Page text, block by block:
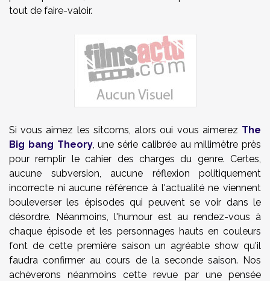
tout de faire-valoir.
Si vous aimez les sitcoms, alors oui vous aimerez The
Big bang Theory, une série calibrée au millimètre près
pour remplir le cahier des charges du genre. Certes,
aucune subversion, aucune réflexion politiquement
incorrecte ni aucune référence à l'actualité ne viennent
bouleverser les épisodes qui peuvent se voir dans le
désordre. Néanmoins, l'humour est au rendez-vous à
chaque épisode et les personnages hauts en couleurs
font de cette première saison un agréable show qu'il
faudra confirmer au cours de la seconde saison. Nos
achèverons néanmoins cette revue par une pensée